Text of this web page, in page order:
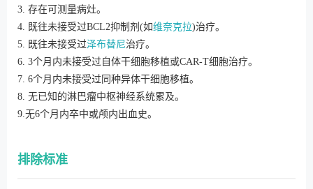
3. 存在可测量病灶。
4. 既往未接受过BCL2抑制剂(如维奈克拉)治疗。
5. 既往未接受过泽布替尼治疗。
6. 3个月内未接受过自体干细胞移植或CAR-T细胞治疗。
7. 6个月内未接受过同种异体干细胞移植。
8. 无已知的淋巴瘤中枢神经系统累及。
9.无6个月内卒中或颅内出血史。
排除标准